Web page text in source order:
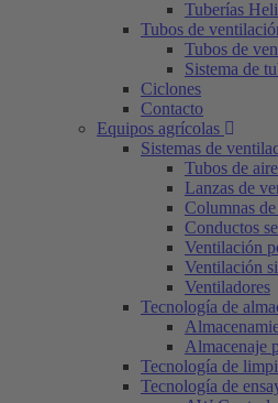
Tuberías
Tubos de
Tubos de
Sistema de
Ciclones
Contacto
Equipos agrícolas
Sistemas de
Tubos de
Lanzas de
Columnas
Conductos
Ventilación
Ventilación
Ventiladores
Tecnología de
Almacenaje
Tecnología de
Tecnología de